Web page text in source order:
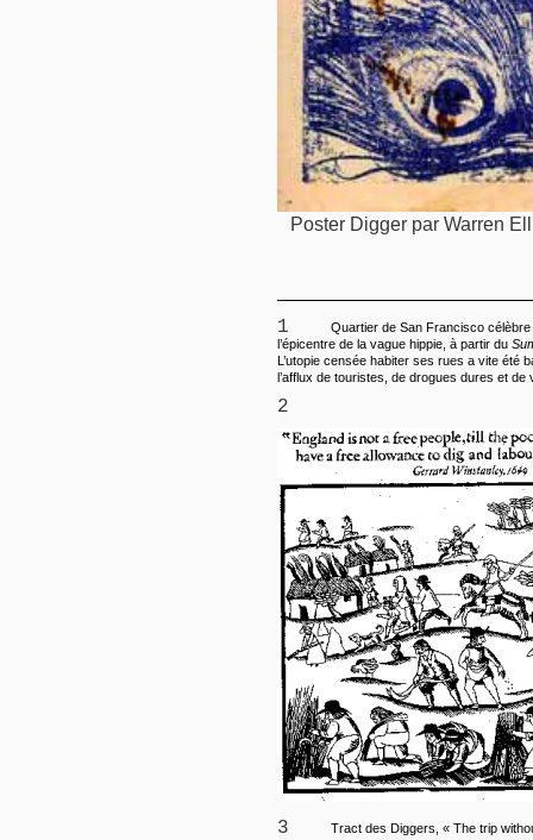
Poster Digger par Warren
1
Quartier de San Francisco
l’épicentre de la vague hippie, à partir du
L’utopie censée habiter ses rues a vite été
l’afflux de touristes, de drogues dures et de
2
3 Tract des Diggers, « The trip